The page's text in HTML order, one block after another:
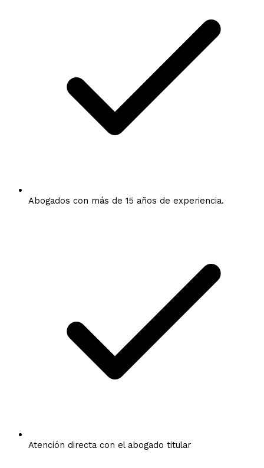
Abogados con más de 15 años de experiencia.
Atención directa con el abogado titular